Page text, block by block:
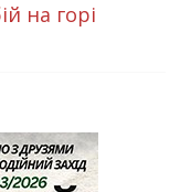
на горі